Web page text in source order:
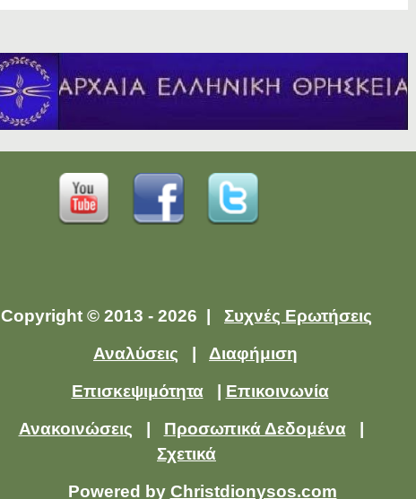
Copyright © 2013 - 2026 | Συχνές Ερωτήσεις
Αναλύσεις
Διαφήμιση
Επισκεψιμότητα| Επικοινωνία
Ανακοινώσεις
Προσωπικά Δεδομένα|
Σχετικά
Powered by Christdionysos.com